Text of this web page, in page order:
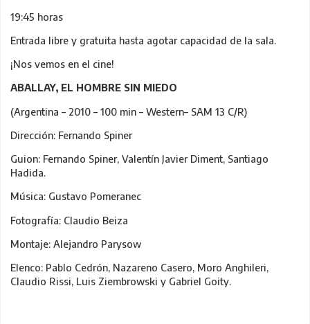
19:45 horas
Entrada libre y gratuita hasta agotar capacidad de la sala.
¡Nos vemos en el cine!
ABALLAY, EL HOMBRE SIN MIEDO
(Argentina – 2010 – 100 min – Western– SAM 13 C/R)
Dirección: Fernando Spiner
Guion: Fernando Spiner, Valentín Javier Diment, Santiago
Hadida.
Música: Gustavo Pomeranec
Fotografía: Claudio Beiza
Montaje: Alejandro Parysow
Elenco: Pablo Cedrón, Nazareno Casero, Moro Anghileri,
Claudio Rissi, Luis Ziembrowski y Gabriel Goity.